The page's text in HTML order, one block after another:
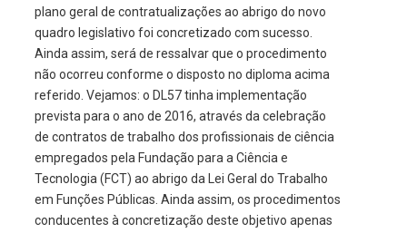
plano geral de contratualizações ao abrigo do novo
quadro legislativo foi concretizado com sucesso.
Ainda assim, será de ressalvar que o procedimento
não ocorreu conforme o disposto no diploma acima
referido. Vejamos: o DL57 tinha implementação
prevista para o ano de 2016, através da celebração
de contratos de trabalho dos profissionais de ciência
empregados pela Fundação para a Ciência e
Tecnologia (FCT) ao abrigo da Lei Geral do Trabalho
em Funções Públicas. Ainda assim, os procedimentos
conducentes à concretização deste objetivo apenas